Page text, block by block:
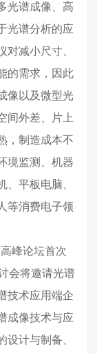
光谱成像、高
光谱分析的应
对减小尺寸、
的需求，因此
像以及微型光
间外差、片上
，制造成本不
境监测、机器
平板电脑、
等消费电子领
峰论坛首次
会将邀请光谱
技术应用端企
成像技术与应
设计与制备、